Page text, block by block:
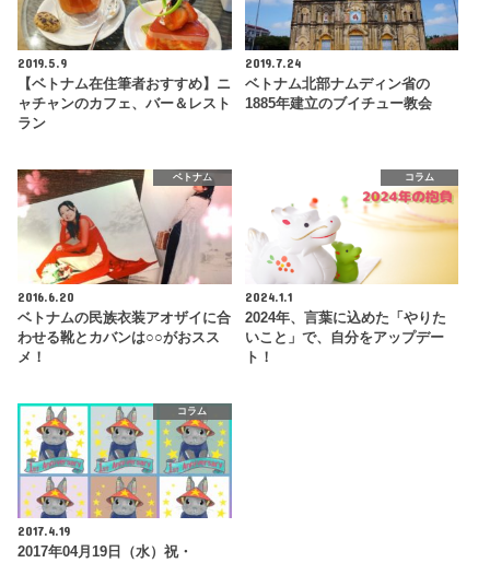
2019.5.9
【ベトナム在住筆者おすすめ】ニ
ャチャンのカフェ、バー＆レスト
ラン
2019.7.24
ベトナム北部ナムディン省の
1885年建立のブイチュー教会
ベトナム
2016.6.20
ベトナムの民族衣装アオザイに合
わせる靴とカバンは○○がおスス
メ！
コラム
2024.1.1
2024年、言葉に込めた「やりた
いこと」で、自分をアップデー
ト！
コラム
2017.4.19
2017年04月19日（水）祝・